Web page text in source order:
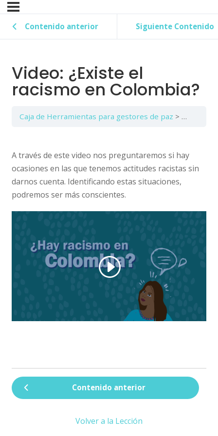
Contenido anterior Siguiente Contenido
Video: ¿Existe el
racismo en Colombia?
Caja de Herramientas para gestores de paz Marco
A través de este video nos preguntaremos si hay
ocasiones en las que tenemos actitudes racistas sin
darnos cuenta. Identificando estas situaciones,
podremos ser más conscientes.
Contenido anterior
Volver a la Lección